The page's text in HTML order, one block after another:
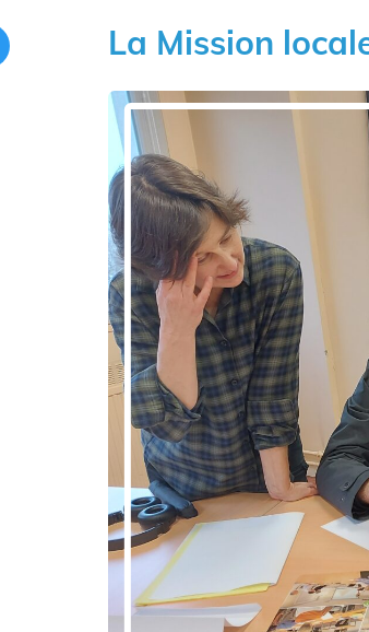
La Mission